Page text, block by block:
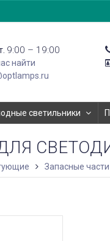
9:00 – 19:00
найти
светильники
Запасные